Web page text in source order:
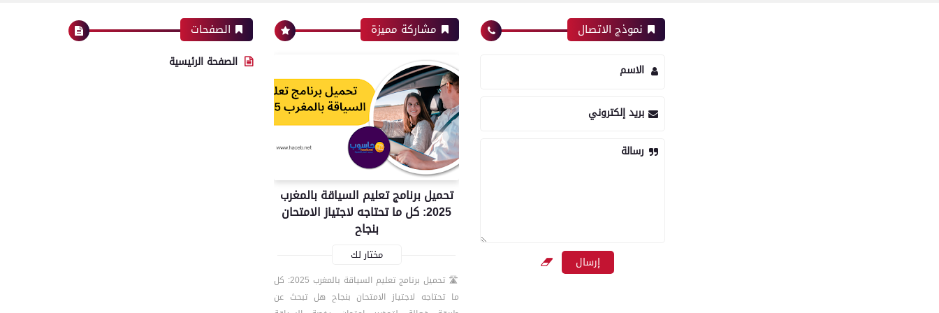
نموذج الاتصال
الاسم
بريد إلكتروني
رسالة
مشاركة مميزة
تحميل برنامج تعليم السياقة بالمغرب
2025: كل ما تحتاجه لاجتياز الامتحان
بنجاح
مختار لك
🛣️ تحميل برنامج تعليم السياقة بالمغرب 2025: كل
ما تحتاجه لاجتياز الامتحان بنجاح هل تبحث عن
الصفحات
الصفحة الرئيسية